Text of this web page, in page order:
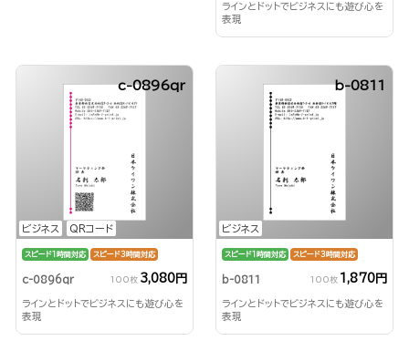
ラインとドットでビジネスにも遊び心を
表現
ビジネス QRコード
c-0896qr
スピード1時間対応 スピード3時間対応
c-0896qr 100枚 3,080円
ラインとドットでビジネスにも遊び心を
表現
ビジネス
b-0811
スピード1時間対応 スピード3時間対応
b-0811 100枚 1,870円
ラインとドットでビジネスにも遊び心を
表現